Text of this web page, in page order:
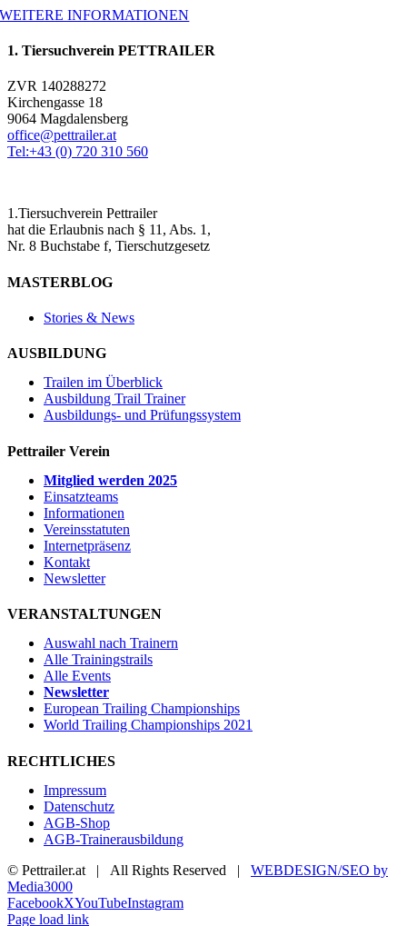
WEITERE INFORMATIONEN
1. Tiersuchverein PETTRAILER
ZVR 140288272
Kirchengasse 18
9064 Magdalensberg
office@pettrailer.at
Tel:+43 (0) 720 310 560
1.Tiersuchverein Pettrailer
hat die Erlaubnis nach § 11, Abs. 1,
Nr. 8 Buchstabe f, Tierschutzgesetz
MASTERBLOG
Stories & News
AUSBILDUNG
Trailen im Überblick
Ausbildung Trail Trainer
Ausbildungs- und Prüfungssystem
Pettrailer Verein
Mitglied werden 2025
Einsatzteams
Informationen
Vereinsstatuten
Internetpräsenz
Kontakt
Newsletter
VERANSTALTUNGEN
Auswahl nach Trainern
Alle Trainingstrails
Alle Events
Newsletter
European Trailing Championships
World Trailing Championships 2021
RECHTLICHES
Impressum
Datenschutz
AGB-Shop
AGB-Trainerausbildung
© Pettrailer.at | All Rights Reserved | WEBDESIGN/SEO by
Media3000
FacebookXYouTubeInstagram
Page load link